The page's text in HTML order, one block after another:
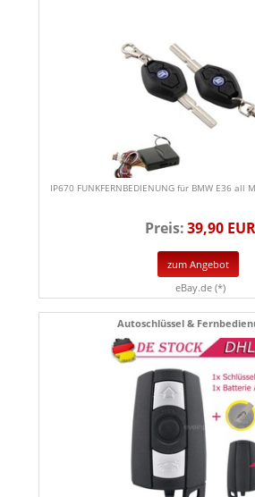
IP670 FUNKFERNBEDIENUNG für BMW E36
Preis:39,90 EUR
zum Angebot
eBay.de (*)
Autoschlüssel &